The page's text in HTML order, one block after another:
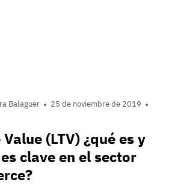
Balaguer
25 de noviembre de 2019
(LTV) ¿qué es y
clave en el sector